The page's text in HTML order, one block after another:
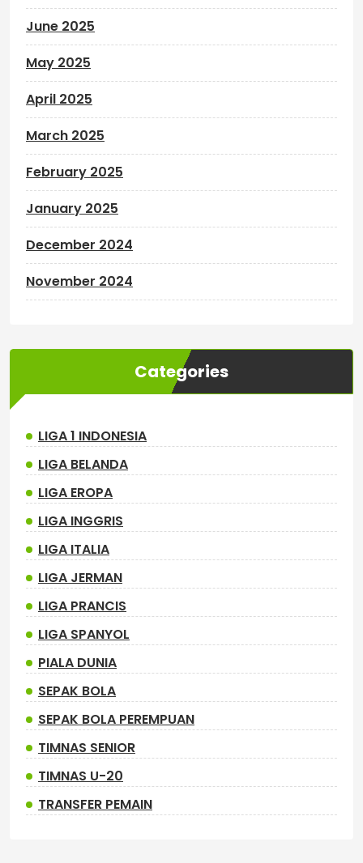
June 2025
May 2025
April 2025
March 2025
February 2025
January 2025
December 2024
November 2024
Categories
LIGA 1 INDONESIA
LIGA BELANDA
LIGA EROPA
LIGA INGGRIS
LIGA ITALIA
LIGA JERMAN
LIGA PRANCIS
LIGA SPANYOL
PIALA DUNIA
SEPAK BOLA
SEPAK BOLA PEREMPUAN
TIMNAS SENIOR
TIMNAS U-20
TRANSFER PEMAIN